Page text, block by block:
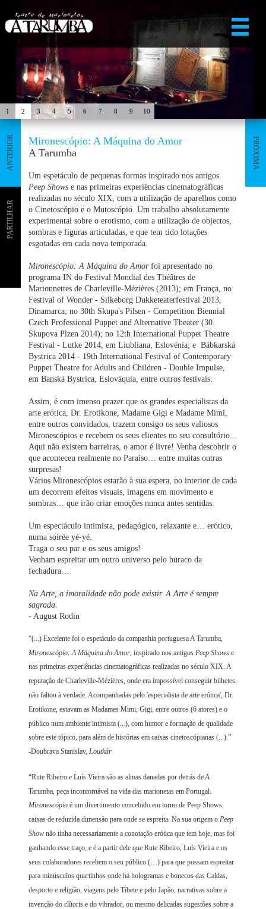
1 2 3 4 5 6 7 8 9 10
PRÓXIMA
ANTERIOR
PARTILHAR
Mironescópio: A Máquina do Amor
A Tarumba
Um espetáculo de pequenas formas inspirado nos antigos
Peep Shows e nas primeiras experiências cinematográficas
realizadas no século XIX, com a utilização de aparelhos como
o Cinetoscópio e o Mutoscópio. Um trabalho absolutamente
experimental sobre o erotismo, com a utilização de objectos,
sombras e figuras articuladas, e que tem tido lotações
esgotadas em cada nova temporada.
Mironescópio: A Máquina do Amorfoi apresentado no
programa IN do Festival Mondial des Théâtres de
Marionnettes de Charleville-Mézières (2013); em França, no
Festival of Wonder - Silkeborg Dukketeaterfestival 2013,
Dinamarca; no 30th Skupa's Pilsen - Competition Biennial
Czech Professional Puppet and Alternative Theater (30.
Skupova Plzen 2014); no 12th International Puppet Theatre
Festival - Lutke 2014, em Liubliana, Eslovénia; e Bábkarská
Bystrica 2014 - 19th International Festival of Contemporary
Puppet Theatre for Adults and Children - Double Impulse,
em Banská Bystrica, Eslováquia, entre outros festivais.
Assim, é com imenso prazer que os grandes especialistas da
arte erótica, Dr. Erotikone, Madame Gigi e Madame Mimi,
entre outros convidados, trazem consigo os seus valiosos
Mironescópios e recebem os seus clientes no seu consultório...
Aqui não existem barreiras, o amor é livre! Venha descobrir o
que aconteceu realmente no Paraíso… entre muitas outras
surpresas!
Vários Mironescópios estarão à sua espera, no interior de cada
um decorrem efeitos visuais, imagens em movimento e
sombras… que irão criar emoções nunca antes sentidas.
Um espectáculo intimista, pedagógico, relaxante e… erótico,
numa soirée yé-yé.
Traga o seu par e os seus amigos!
Venham espreitar um outro universo pelo buraco da
fechadura…
Na Arte, a imoralidade não pode existir. A Arte é sempre
sagrada.
- August Rodin
“(...) Excelente foi o espetáculo da companhia portuguesa A Tarumba,
Mironescópio: A Máquina do Amor , inspirado nos antigos Peep Shows e
nas primeiras experiências cinematográficas realizadas no século XIX. A
reputação de Charleville-Mézières, onde era impossível conseguir bilhetes,
não faltou à verdade. Acompanhadas pelo 'especialista de arte erótica', Dr.
Erotikone, estavam as Madames Mimi, Gigi, entre outros (6 atores) e o
público num ambiente intimista (...), com humor e formação de qualidade
sobre este tópico, para além de histórias em caixas cinetoscópianas (...).”
-Doubrava Stanislav,Loutkár
“Rute Ribeiro e Luís Vieira são as almas danadas por detrás de A
Tarumba, peça incontornável na vida das marionetas em Portugal.
Mironescópio é um divertimento concebido em torno de Peep Shows,
caixas de reduzida dimensão para onde se espreita. Na sua origem oPeep
Show não tinha necessariamente a conotação erótica que tem hoje, mas foi
ganhando esse traço, e é a partir dele que Rute Ribeiro, Luís Vieira e os
seus colaboradores recebem o seu público (…) para que possam espreitar
para minúsculos quartinhos onde há hologramas e bonecos das Caldas,
desporto e religião, viagens pelo Tibete e pelo Japão, narrativas sobre a
invenção do clítoris e do vibrador, ou mesmo delicadas sugestões sobre a